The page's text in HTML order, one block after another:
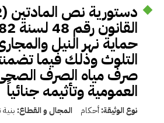
حماية نهر النيل
التلوث وذلك فيما
صرف مياه الصرف
العمومية وتأثيمه جنائياً
نوع الوثيقة:أحكام المجال و القطاع: